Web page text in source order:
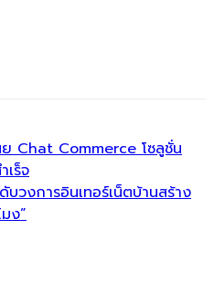
ย Chat Commerce โซลูชั่น
เร็จ
บวงการอินเทอร์เน็ตบ้านสร้าง
ง”